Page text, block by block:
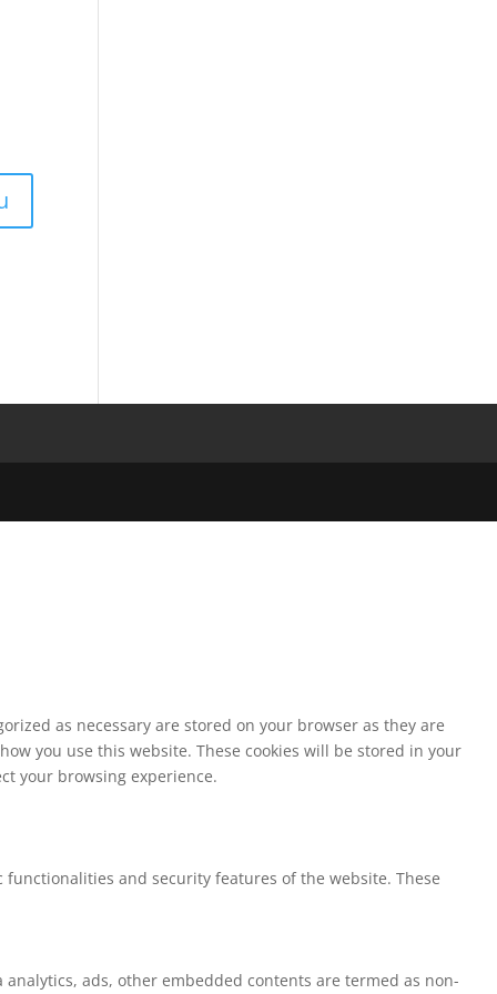
as necessary are stored on your browser as they are
you use this website. These cookies will be stored in your
your browsing experience.
and security features of the website. These
ads, other embedded contents are termed as non-